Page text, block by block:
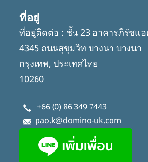
ที่อยู่
ที่อยู่ติดต่อ : ชั้น 23 อาคารภิรัชแอ
4345 ถนนสุขุมวิท บางนา บางนา
กรุงเทพ, ประเทศไทย
10260
+66 (0) 86 349 7443
pao.k@domino-uk.com